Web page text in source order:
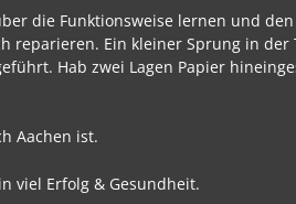
die Funktionsweise lernen und
reparieren. Ein kleiner Sprung in
Hab zwei Lagen Papier
Aachen ist.
viel Erfolg & Gesundheit.